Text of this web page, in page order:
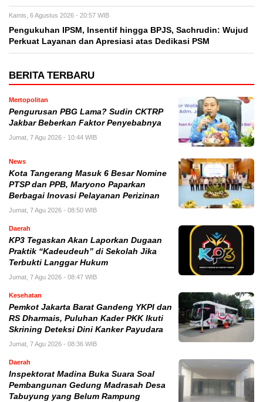
Kamis, 6 Agustus 2026 - 20:57 WIB
Pengukuhan IPSM, Insentif hingga BPJS, Sachrudin: Wujud
Perkuat Layanan dan Apresiasi atas Dedikasi PSM
BERITA TERBARU
Mertopolitan
Pengurusan PBG Lama? Sudin CKTRP
Jakbar Beberkan Faktor Penyebabnya
Jumat, 7 Agu 2026 - 10:44 WIB
News
Kota Tangerang Masuk 6 Besar Nomine
PTSP dan PPB, Maryono Paparkan
Berbagai Inovasi Pelayanan Perizinan
Jumat, 7 Agu 2026 - 08:50 WIB
Daerah
KP3 Tegaskan Akan Laporkan Dugaan
Praktik “Kadeudeuh” di Sekolah Jika
Terbukti Langgar Hukum
Jumat, 7 Agu 2026 - 08:47 WIB
Kesehatan
Pemkot Jakarta Barat Gandeng YKPI dan
RS Dharmais, Puluhan Kader PKK Ikuti
Skrining Deteksi Dini Kanker Payudara
Jumat, 7 Agu 2026 - 08:36 WIB
Daerah
Inspektorat Madina Buka Suara Soal
Pembangunan Gedung Madrasah Desa
Tabuyung yang Belum Rampung